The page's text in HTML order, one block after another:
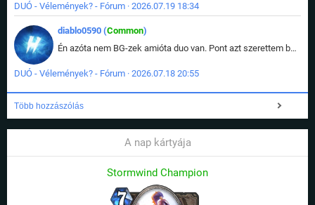
DUÓ - Vélemények? - Fórum · 2026.07.19 18:34
diablo0590 (Common)
Én azóta nem BG-zek amióta duo van. Pont azt szerettem benne, hogy rajtam múlik mi történik, nem pedig a társamon. Kérem vissza a régi BG-t :D
DUÓ - Vélemények? - Fórum · 2026.07.18 20:55
Több hozzászólás
A nap kártyája
Stormwind Champion